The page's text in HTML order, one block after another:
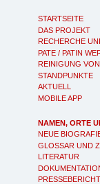
STARTSEITE
DAS PROJEKT
RECHERCHE
PATE / PATIN
REINIGUNG
STANDPUNKTE
AKTUELL
MOBILE APP
NAMEN, ORTE
NEUE
GLOSSAR UND
LITERATUR